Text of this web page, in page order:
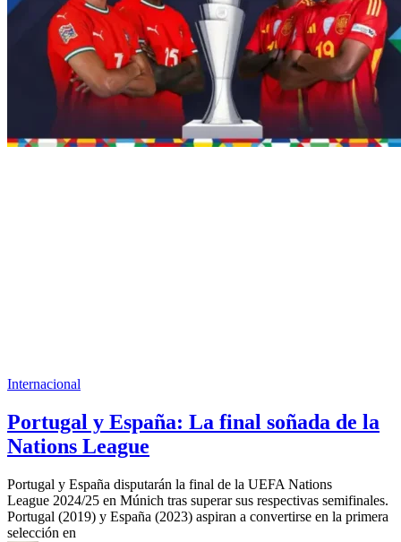
Internacional
Portugal y España: La final soñada de la
Nations League
Portugal y España disputarán la final de la UEFA Nations
League 2024/25 en Múnich tras superar sus respectivas semifinales.
Portugal (2019) y España (2023) aspiran a convertirse en la primera
selección en